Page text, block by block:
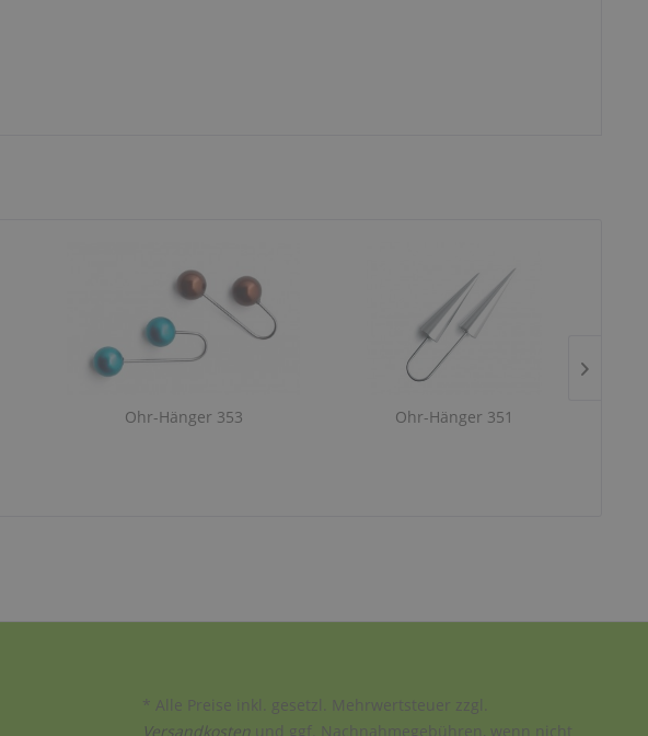
Ohr-Hänger 353 Ohr-Hänger 351
* Alle Preise inkl. gesetzl. Mehrwertsteuer zzgl.
Versandkosten und ggf. Nachnahmegebühren, wenn nicht